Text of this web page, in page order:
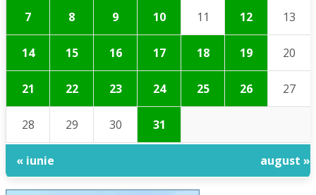
7 8 9 10 11 12 13
14 15 16 17 18 19 20
21 22 23 24 25 26 27
28 29 30 31
« iunie august »